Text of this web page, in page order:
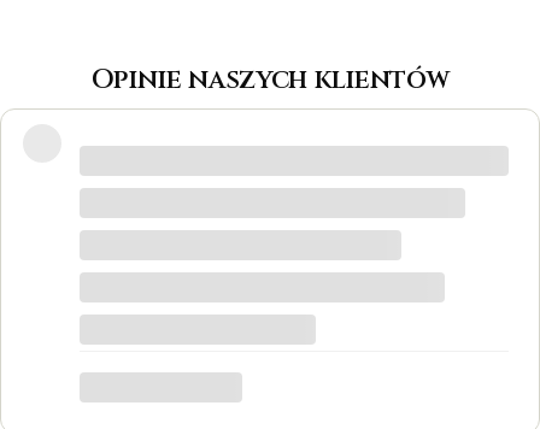
Opinie naszych klientów
odpowiedzi na wszystkie pytania, biżuteria
jest piękna! Ceny bardzo korzystne, na
tego grawer w pierścionku udało się
zrobić w bardzo krótkim czasie. Dziękuję,
był to dla mnie bardzo ważny moment,
trafiłam w idealne miejsce.
Katarzyna Łącka